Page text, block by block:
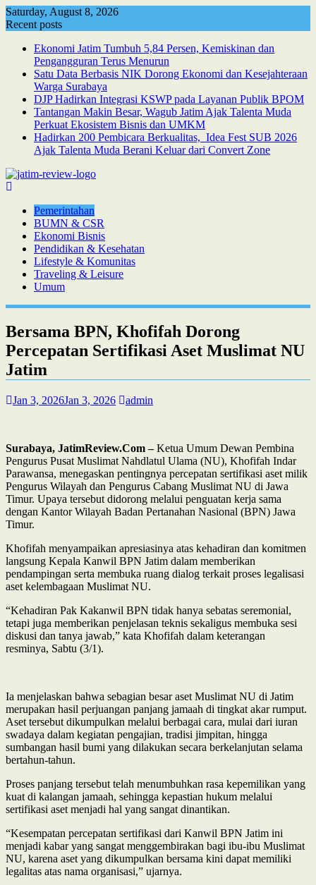
Skip
to
Saturday, August 8, 2026
Recent posts
Ekonomi Jatim Tumbuh 5,84 Persen, Kemiskinan dan
Pengangguran Terus Menurun
Satu Data Berbasis NIK Dorong Ekonomi dan Kesejahteraan
Warga Surabaya
DJP Hadirkan Integrasi KSWP pada Layanan Publik BPOM
Tantangan Makin Besar, Wagub Jatim Ajak Talenta Muda
Perkuat Ekosistem Bisnis dan UMKM
Hadirkan 200 Pembicara Berkualitas, Idea Fest SUB 2026
Ajak Talenta Muda Berani Keluar dari Convert Zone
Pemerintahan
BUMN & CSR
Ekonomi Bisnis
Pendidikan & Kesehatan
Lifestyle & Komunitas
Traveling & Leisure
Umum
Bersama BPN, Khofifah Dorong
Percepatan Sertifikasi Aset Muslimat NU
Jatim
Jan 3, 2026Jan 3, 2026 admin
Surabaya, JatimReview.Com –Ketua Umum Dewan Pembina
Pengurus Pusat Muslimat Nahdlatul Ulama (NU), Khofifah Indar
Parawansa, menegaskan pentingnya percepatan sertifikasi aset milik
Pengurus Wilayah dan Pengurus Cabang Muslimat NU di Jawa
Timur. Upaya tersebut didorong melalui penguatan kerja sama
dengan Kantor Wilayah Badan Pertanahan Nasional (BPN) Jawa
Timur.
Khofifah menyampaikan apresiasinya atas kehadiran dan komitmen
langsung Kepala Kanwil BPN Jatim dalam memberikan
pendampingan serta membuka ruang dialog terkait proses legalisasi
aset kelembagaan Muslimat NU.
“Kehadiran Pak Kakanwil BPN tidak hanya sebatas seremonial,
tetapi juga memberikan penjelasan teknis sekaligus membuka sesi
diskusi dan tanya jawab,” kata Khofifah dalam keterangan
resminya, Sabtu (3/1).
Ia menjelaskan bahwa sebagian besar aset Muslimat NU di Jatim
merupakan hasil perjuangan panjang jamaah di tingkat akar rumput.
Aset tersebut dikumpulkan melalui berbagai cara, mulai dari iuran
swadaya dalam kegiatan pengajian, tradisi jimpitan, hingga
sumbangan hasil bumi yang dilakukan secara berkelanjutan selama
bertahun-tahun.
Proses panjang tersebut telah menumbuhkan rasa kepemilikan yang
kuat di kalangan jamaah, sehingga kepastian hukum melalui
sertifikasi aset menjadi hal yang sangat dinantikan.
“Kesempatan percepatan sertifikasi dari Kanwil BPN Jatim ini
menjadi kabar yang sangat menggembirakan bagi ibu-ibu Muslimat
NU, karena aset yang dikumpulkan bersama kini dapat memiliki
legalitas atas nama organisasi,” ujarnya.